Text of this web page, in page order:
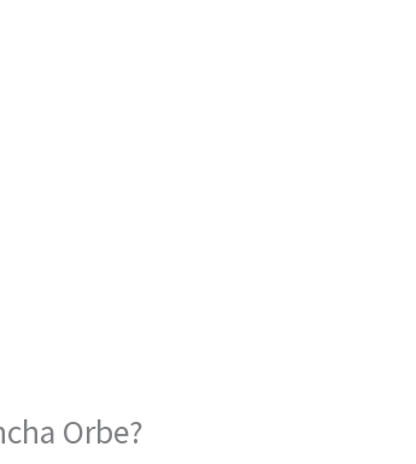
Orbe?